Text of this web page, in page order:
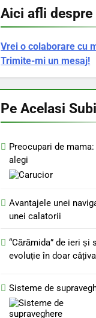
Aici afli despre
Vrei o colaborare cu
Trimite-mi un mesaj!
Pe Acelasi
Preocupari de
alegi
Avantajele unei
unei calatorii
“Cărămida” de ieri și
evoluție în doar
Sisteme de